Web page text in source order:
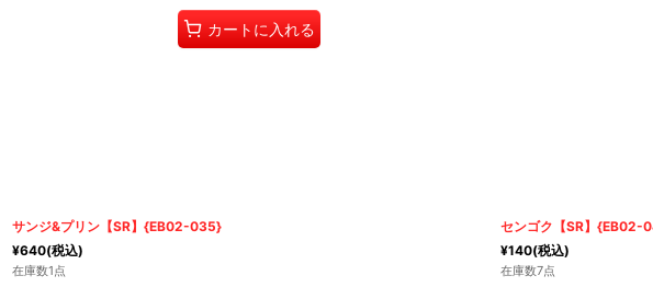
カートに入れる
サンジ&プリン【SR】{EB02-035}
¥640(税込)
在庫数1点
センゴク【SR】{EB02-
¥140(税込)
在庫数7点